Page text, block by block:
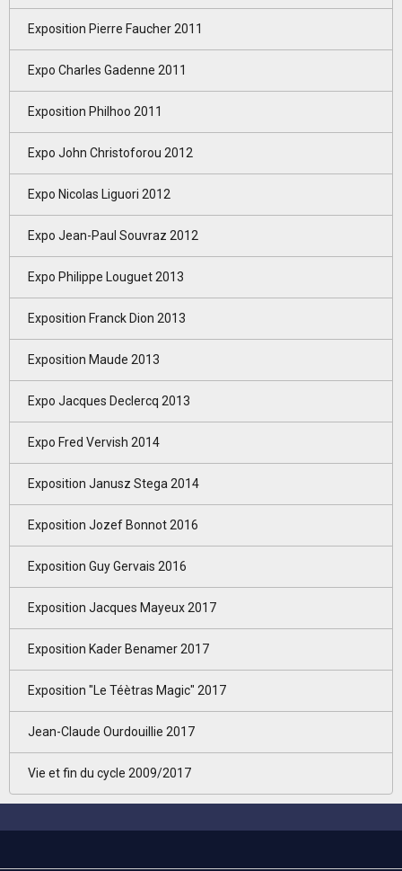
Exposition Pierre Faucher 2011
Expo Charles Gadenne 2011
Exposition Philhoo 2011
Expo John Christoforou 2012
Expo Nicolas Liguori 2012
Expo Jean-Paul Souvraz 2012
Expo Philippe Louguet 2013
Exposition Franck Dion 2013
Exposition Maude 2013
Expo Jacques Declercq 2013
Expo Fred Vervish 2014
Exposition Janusz Stega 2014
Exposition Jozef Bonnot 2016
Exposition Guy Gervais 2016
Exposition Jacques Mayeux 2017
Exposition Kader Benamer 2017
Exposition "Le Téètras Magic" 2017
Jean-Claude Ourdouillie 2017
Vie et fin du cycle 2009/2017